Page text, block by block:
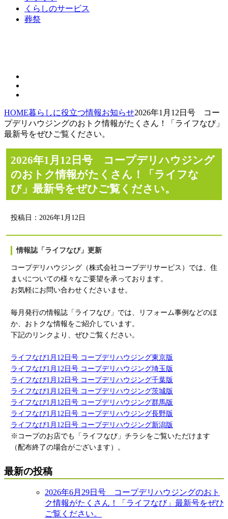
くらしのサービス
葬祭
HOME暮らしに役立つ情報お知らせ2026年1月12日号 コー
プデリハウジングのおトク情報がたくさん！「ライフなび」
最新号をぜひご覧ください。
2026年1月12日号 コープデリハウジング
のおトク情報がたくさん！「ライフな
び」最新号をぜひご覧ください。
投稿日： 2026年1月12日
情報誌「ライフなび」更新
コープデリハウジング（株式会社コープデリサービス）では、住
まいについての様々なご要望を承っております。
お気軽にお問い合わせくださいませ。
毎月発行の情報誌「ライフなび」では、リフォーム事例などのほ
か、おトクな情報をご紹介しています。
下記のリンクより、ぜひご覧ください。
ライフなび1月12日号 コープデリハウジング東京版
ライフなび1月12日号 コープデリハウジング埼玉版
ライフなび1月12日号 コープデリハウジング千葉版
ライフなび1月12日号 コープデリハウジング茨城版
ライフなび1月12日号 コープデリハウジング群馬版
ライフなび1月12日号 コープデリハウジング長野版
ライフなび1月12日号 コープデリハウジング新潟版
※コープのお店でも「ライフなび」チラシをご覧いただけます
（配布終了の場合がございます）。
最新の投稿
2026年6月29日号 コープデリハウジングのおト
ク情報がたくさん！「ライフなび」最新号をぜひ
ご覧ください。